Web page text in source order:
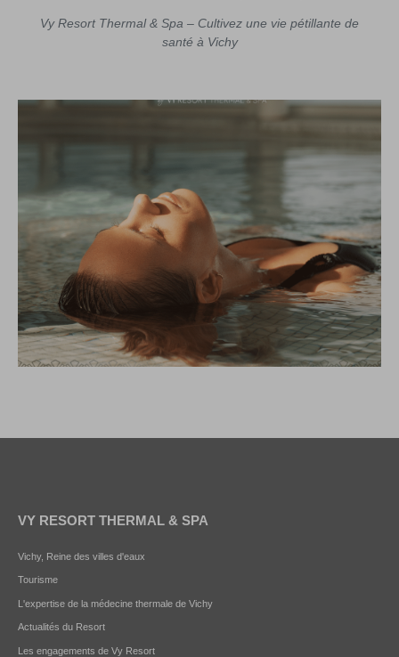
Vy Resort Thermal & Spa – Cultivez une vie pétillante de
santé à Vichy
VY RESORT THERMAL & SPA
Vichy, Reine des villes d'eaux
Tourisme
L'expertise de la médecine thermale de Vichy
Actualités du Resort
Les engagements de Vy Resort